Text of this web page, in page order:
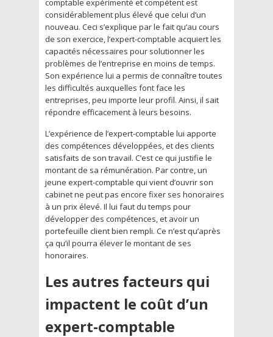
comptable expérimenté et compétent est
considérablement plus élevé que celui d’un
nouveau. Ceci s’explique par le fait qu’au cours
de son exercice, l’expert-comptable acquiert les
capacités nécessaires pour solutionner les
problèmes de l’entreprise en moins de temps.
Son expérience lui a permis de connaître toutes
les difficultés auxquelles font face les
entreprises, peu importe leur profil. Ainsi, il sait
répondre efficacement à leurs besoins.
L’expérience de l’expert-comptable lui apporte
des compétences développées, et des clients
satisfaits de son travail. C’est ce qui justifie le
montant de sa rémunération. Par contre, un
jeune expert-comptable qui vient d’ouvrir son
cabinet ne peut pas encore fixer ses honoraires
à un prix élevé. Il lui faut du temps pour
développer des compétences, et avoir un
portefeuille client bien rempli. Ce n’est qu’après
ça qu’il pourra élever le montant de ses
honoraires.
Les autres facteurs qui
impactent le coût d’un
expert-comptable